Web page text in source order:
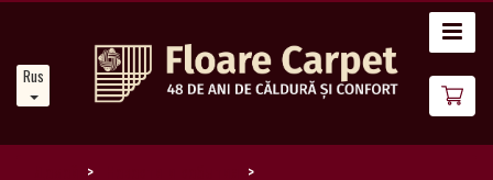
Russian
Главная
Новости